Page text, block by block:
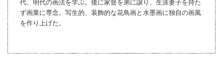
代、明代の画法を学ぶ。後に家督を弟に譲り、生涯妻子を持た
ず画業に専念。写生的、装飾的な花鳥画と水墨画に独自の画風
を作り上げた。